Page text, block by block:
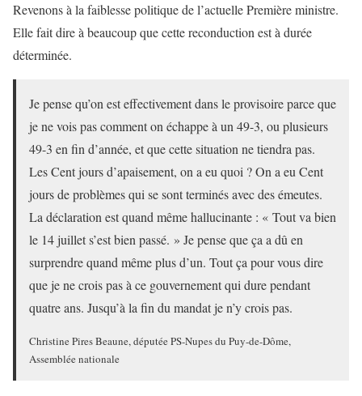
Revenons à la faiblesse politique de l’actuelle Première ministre.
Elle fait dire à beaucoup que cette reconduction est à durée
déterminée.
Je pense qu’on est effectivement dans le provisoire parce que
je ne vois pas comment on échappe à un 49-3, ou plusieurs
49-3 en fin d’année, et que cette situation ne tiendra pas.
Les Cent jours d’apaisement, on a eu quoi ? On a eu Cent
jours de problèmes qui se sont terminés avec des émeutes.
La déclaration est quand même hallucinante : « Tout va bien
le 14 juillet s’est bien passé. » Je pense que ça a dû en
surprendre quand même plus d’un. Tout ça pour vous dire
que je ne crois pas à ce gouvernement qui dure pendant
quatre ans. Jusqu’à la fin du mandat je n’y crois pas.
Christine Pires Beaune, députée PS-Nupes du Puy-de-Dôme,
Assemblée nationale